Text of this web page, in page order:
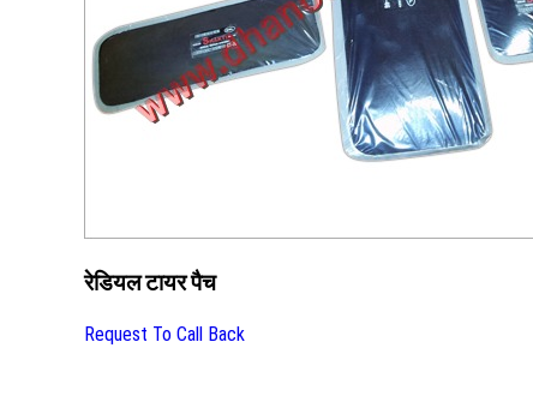
रेडियल टायर पैच
Request To Call Back